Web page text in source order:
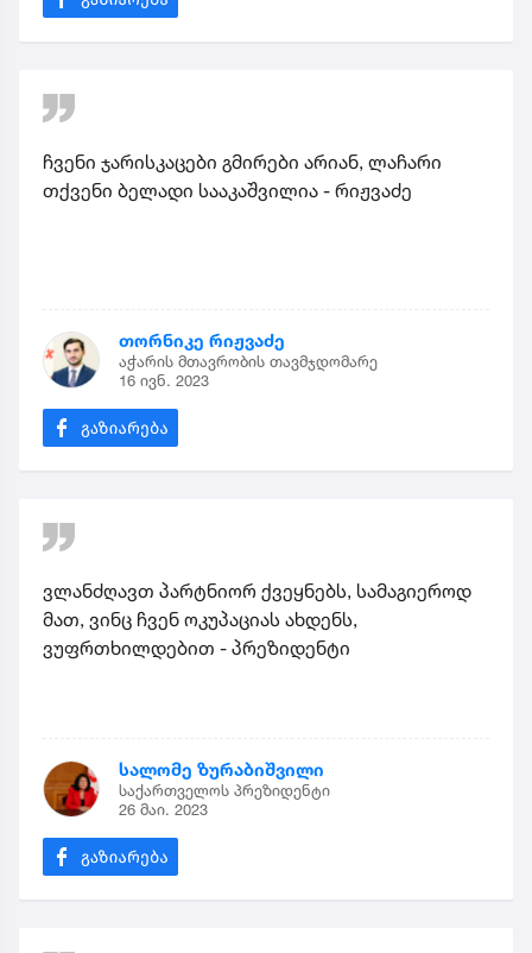
ჩვენი ჯარისკაცები გმირები არიან, ლაჩარი
თქვენი ბელადი სააკაშვილია - რიჟვაძე
თორნიკე რიჟვაძე
აჭარის მთავრობის თავმჯდომარე
16 ივნ. 2023
ვლანძღავთ პარტნიორ ქვეყნებს, სამაგიეროდ
მათ, ვინც ჩვენ ოკუპაციას ახდენს,
ვუფრთხილდებით - პრეზიდენტი
სალომე ზურაბიშვილი
საქართველოს პრეზიდენტი
26 მაი. 2023